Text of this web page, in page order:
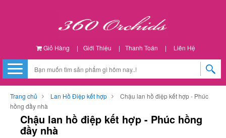
Giỏ Hàng | Giới Thiệu | Thanh Toán | Liên Hệ
Trang chủ Lan Hồ Điệp kết hợp
Chậu lan hồ điệp kết hợp - Phúc
hồng đầy nhà
Chậu lan hồ điệp kết hợp - Phúc hồng
đầy nhà